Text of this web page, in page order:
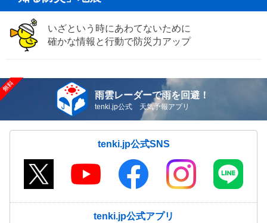
いざという時にあわてないために
確かな情報と行動で防災力アップ
雨雲レーダーで雨を回避！
tenki.jp公式 天気予報アプリ
tenki.jp公式SNS
tenki.jp公式アプリ